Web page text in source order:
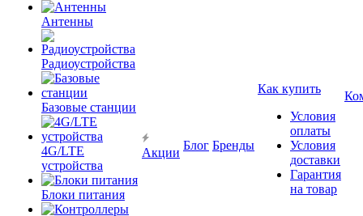
Антенны
Радиоустройства
Базовые станции
4G/LTE
устройства
Блоки питания
Акции
Блог Бренды
Как купить
Условия
оплаты
Условия
доставки
Гарантия
на товар